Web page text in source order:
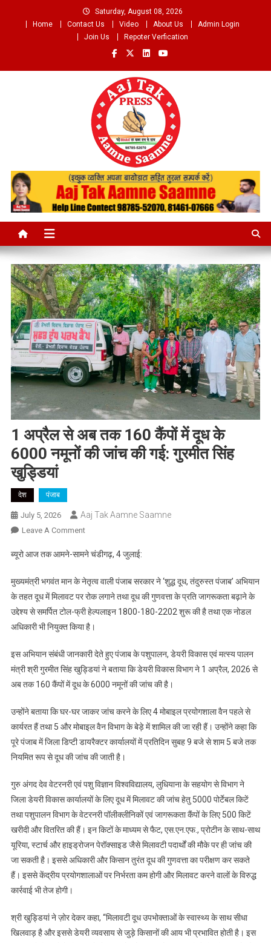
Saturday, August 08, 2026
Home
Contact Us Video About Us
Admin Login
Join Us
Repoter Verfication
Aaj Tak Aamne Saamne.com
1 अप्रैल से अब तक 160 कैंपों में दूध के
6000 नमूनों की जांच की गई: गुरमीत सिंह
खुड्डियां
देश पंजाब
July 5, 2026 Aaj Tak Aamne Saamne
Leave A CommentOn
अप्रैल
अब
तक
160
कैंपों
दूध
के
6000
की
जांच
की
गई:
सिंह
खुड्डियां
ब्यूरो आज तक आमने-सामने चंडीगढ़, 4 जुलाई:
मुख्यमंत्री भगवंत मान के नेतृत्व वाली पंजाब सरकार ने ‘शुद्ध दूध, तंदुरुस्त पंजाब’ अभियान
के तहत दूध में मिलावट पर रोक लगाने तथा दूध की गुणवत्ता के प्रति जागरूकता बढ़ाने के
उद्देश्य से समर्पित टोल-फ्री हेल्पलाइन 1800-180-2202 शुरू की है तथा एक नोडल
अधिकारी भी नियुक्त किया है।
इस अभियान संबंधी जानकारी देते हुए पंजाब के पशुपालन, डेयरी विकास एवं मत्स्य पालन
मंत्री श्री गुरमीत सिंह खुड्डियां ने बताया कि डेयरी विकास विभाग ने 1 अप्रैल, 2026 से
अब तक 160 कैंपों में दूध के 6000 नमूनों की जांच की है।
उन्होंने बताया कि घर-घर जाकर जांच करने के लिए 4 मोबाइल प्रयोगशाला वैन पहले से
कार्यरत हैं तथा 5 और मोबाइल वैन विभाग के बेड़े में शामिल की जा रही हैं। उन्होंने कहा कि
पूरे पंजाब में जिला डिप्टी डायरैक्टर कार्यालयों में प्रतिदिन सुबह 9 बजे से शाम 5 बजे तक
नियमित रूप से दूध की जांच की जाती है।
गुरु अंगद देव वेटरनरी एवं पशु विज्ञान विश्वविद्यालय, लुधियाना के सहयोग से विभाग ने
जिला डेयरी विकास कार्यालयों के लिए दूध में मिलावट की जांच हेतु 5000 पोर्टेबल किटें
तथा पशुपालन विभाग के वेटरनरी पॉलीक्लीनिकों एवं जागरूकता कैंपों के लिए 500 किटें
खरीदी और वितरित की हैं। इन किटों के माध्यम से फैट, एस.एन.एफ., प्रोटीन के साथ-साथ
यूरिया, स्टार्च और हाइड्रोजन पेरॉक्साइड जैसे मिलावटी पदार्थों की मौके पर ही जांच की
जा सकती है। इससे अधिकारी और किसान तुरंत दूध की गुणवत्ता का परीक्षण कर सकते
हैं। इससे केंद्रीय प्रयोगशालाओं पर निर्भरता कम होगी और मिलावट करने वालों के विरुद्ध
कार्रवाई भी तेज होगी।
श्री खुड्डियां ने ज़ोर देकर कहा, “मिलावटी दूध उपभोक्ताओं के स्वास्थ्य के साथ सीधा
खिलवाड़ है और इससे डेयरी व्यवसाय से जुड़े किसानों की आय भी प्रभावित होती है। इस